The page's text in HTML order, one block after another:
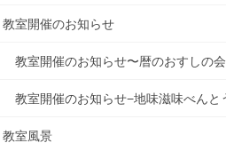
教室開催のお知らせ
教室開催のお知らせ〜暦のおすしの会
教室開催のお知らせ−地味滋味べんと
教室風景